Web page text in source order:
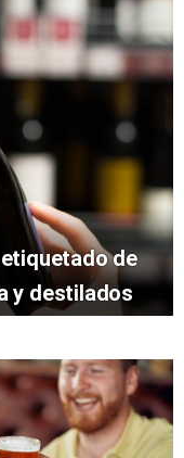
de
y destilados